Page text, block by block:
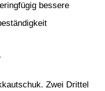
bessere
Zwei Drittel